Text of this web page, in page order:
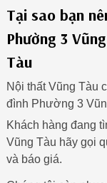
Tại sao bạn
Phường 3
Tàu
Nội thất Vũng Tàu
đình Phường 3
Khách hàng đang
Vũng Tàu hãy gọi
và báo giá.